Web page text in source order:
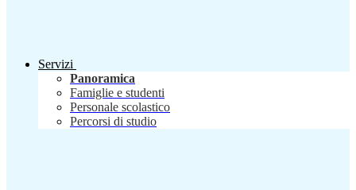
Servizi
Panoramica
Famiglie e studenti
Personale scolastico
Percorsi di studio